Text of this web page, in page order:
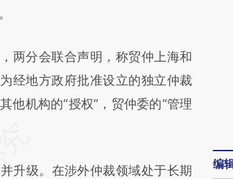
分会联合声明，称贸仲上海和
经地方政府批准设立的独立仲裁
他机构的“授权”，贸仲委的“管理
级。在涉外仲裁领域处于长期
编